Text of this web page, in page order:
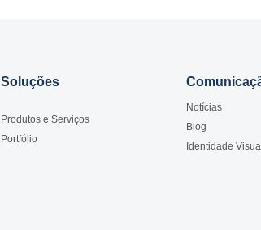
Soluções
Produtos e Serviços
Portfólio
Notícias
Blog
Identidade Visual